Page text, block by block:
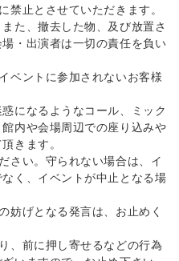
禁止とさせていただきます。
た、撤去した物、及び放置さ
・出演者は一切の責任を負い
ベントに参加されないお客様
になるようなコール、ミック
内や会場周辺での座り込みや
きます。
さい。守られない場合は、イ
く、イベントが中止となる場
妨げとなる発言は、お止めく
、前に押し寄せるなどの行為